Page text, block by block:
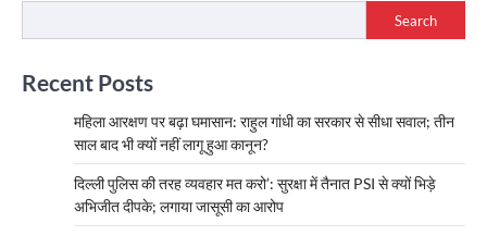
Search
Recent Posts
महिला आरक्षण पर बढ़ा घमासान: राहुल गांधी का सरकार से सीधा सवाल; तीन
साल बाद भी क्यों नहीं लागू हुआ कानून?
दिल्ली पुलिस की तरह व्यवहार मत करो’: सुरक्षा में तैनात PSI से क्यों भिड़े
अभिजीत दीपके; लगाया जासूसी का आरोप